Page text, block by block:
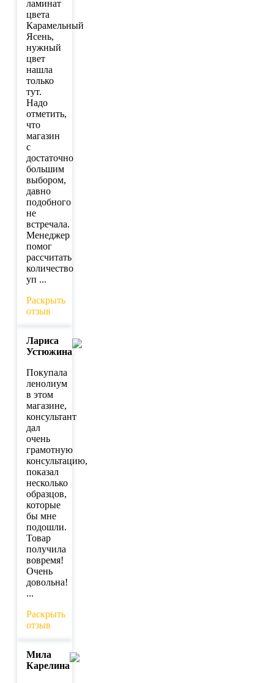
ламинат
цвета
Карамельный
Ясень,
нужный
цвет
нашла
только
тут.
Надо
отметить,
что
магазин
с
достаточно
большим
выбором,
давно
подобного
не
встречала.
Менеджер
помог
рассчитать
количество
уп ...
Раскрыть
отзыв
Лариса
Устюжина
Покупала
ленолиум
в этом
магазине,
консультант
дал
очень
грамотную
консультацию,
показал
несколько
образцов,
которые
бы мне
подошли.
Товар
получила
вовремя!
Очень
довольна!
...
Раскрыть
отзыв
Мила
Карелина